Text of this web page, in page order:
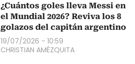
¿Cuántos goles lleva Messi en
el Mundial 2026? Reviva los 8
golazos del capitán argentino
19/07/2026 - 10:59
CHRISTIAN AMÉZQUITA